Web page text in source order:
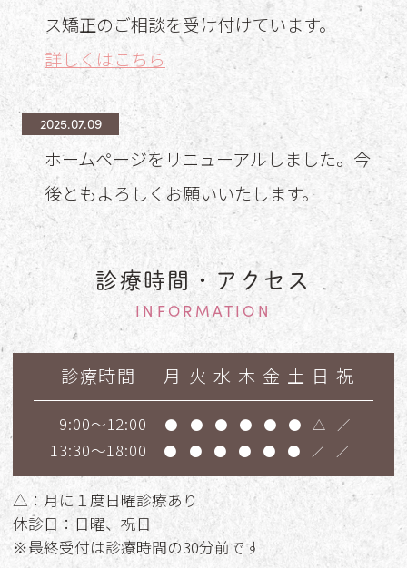
ス矯正のご相談を受け付けています。
詳しくはこちら
2025.07.09
ホームページをリニューアルしました。今
後ともよろしくお願いいたします。
診療時間・アクセス
INFORMATION
診療時間 月 火 水 木 金 土 日 祝
9:00～12:00 ● ● ● ● ● ● △ ／
13:30～18:00 ● ● ● ● ● ● ／ ／
△：月に１度日曜診療あり
休診日：日曜、祝日
※最終受付は診療時間の30分前です